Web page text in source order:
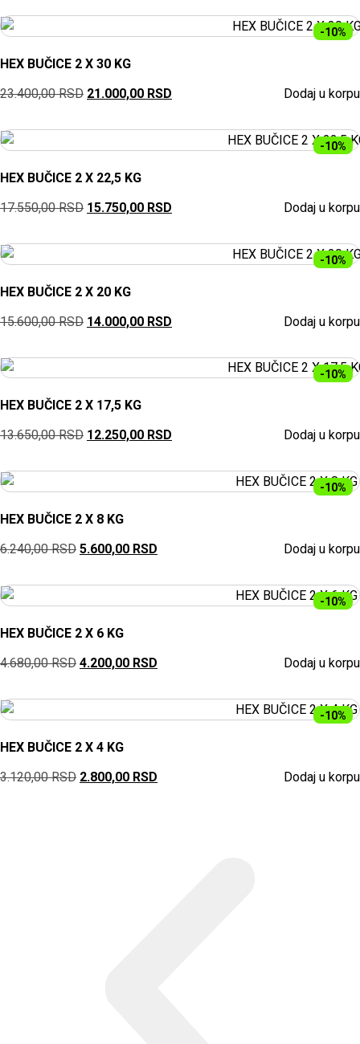
-10%
HEX BUČICE 2 X 30 KG
23.400,00RSD 21.000,00 RSD Dodaj u korpu
-10%
HEX BUČICE 2 X 22,5 KG
17.550,00RSD 15.750,00 RSD Dodaj u korpu
-10%
HEX BUČICE 2 X 20 KG
15.600,00RSD 14.000,00 RSD Dodaj u korpu
-10%
HEX BUČICE 2 X 17,5 KG
13.650,00RSD 12.250,00 RSD Dodaj u korpu
-10%
HEX BUČICE 2 X 8 KG
6.240,00RSD 5.600,00 RSD Dodaj u korpu
-10%
HEX BUČICE 2 X 6 KG
4.680,00RSD 4.200,00 RSD Dodaj u korpu
-10%
HEX BUČICE 2 X 4 KG
3.120,00RSD 2.800,00 RSD Dodaj u korpu